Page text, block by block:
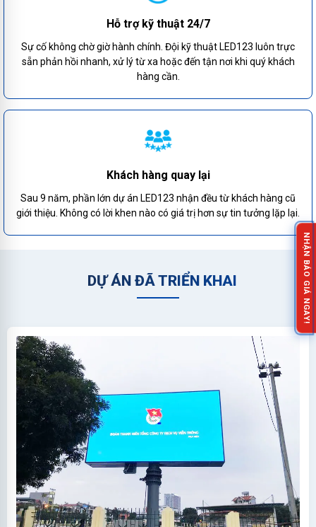
Hỗ trợ kỹ thuật 24/7
Sự cố không chờ giờ hành chính. Đội kỹ thuật LED123 luôn trực
sẵn phản hồi nhanh, xử lý từ xa hoặc đến tận nơi khi quý khách
hàng cần.
Khách hàng quay lại
Sau 9 năm, phần lớn dự án LED123 nhận đều từ khách hàng cũ
giới thiệu. Không có lời khen nào có giá trị hơn sự tin tưởng lặp lại.
DỰ ÁN ĐÃ TRIỂN KHAI NHẬN BÁO GIÁ NGAY!